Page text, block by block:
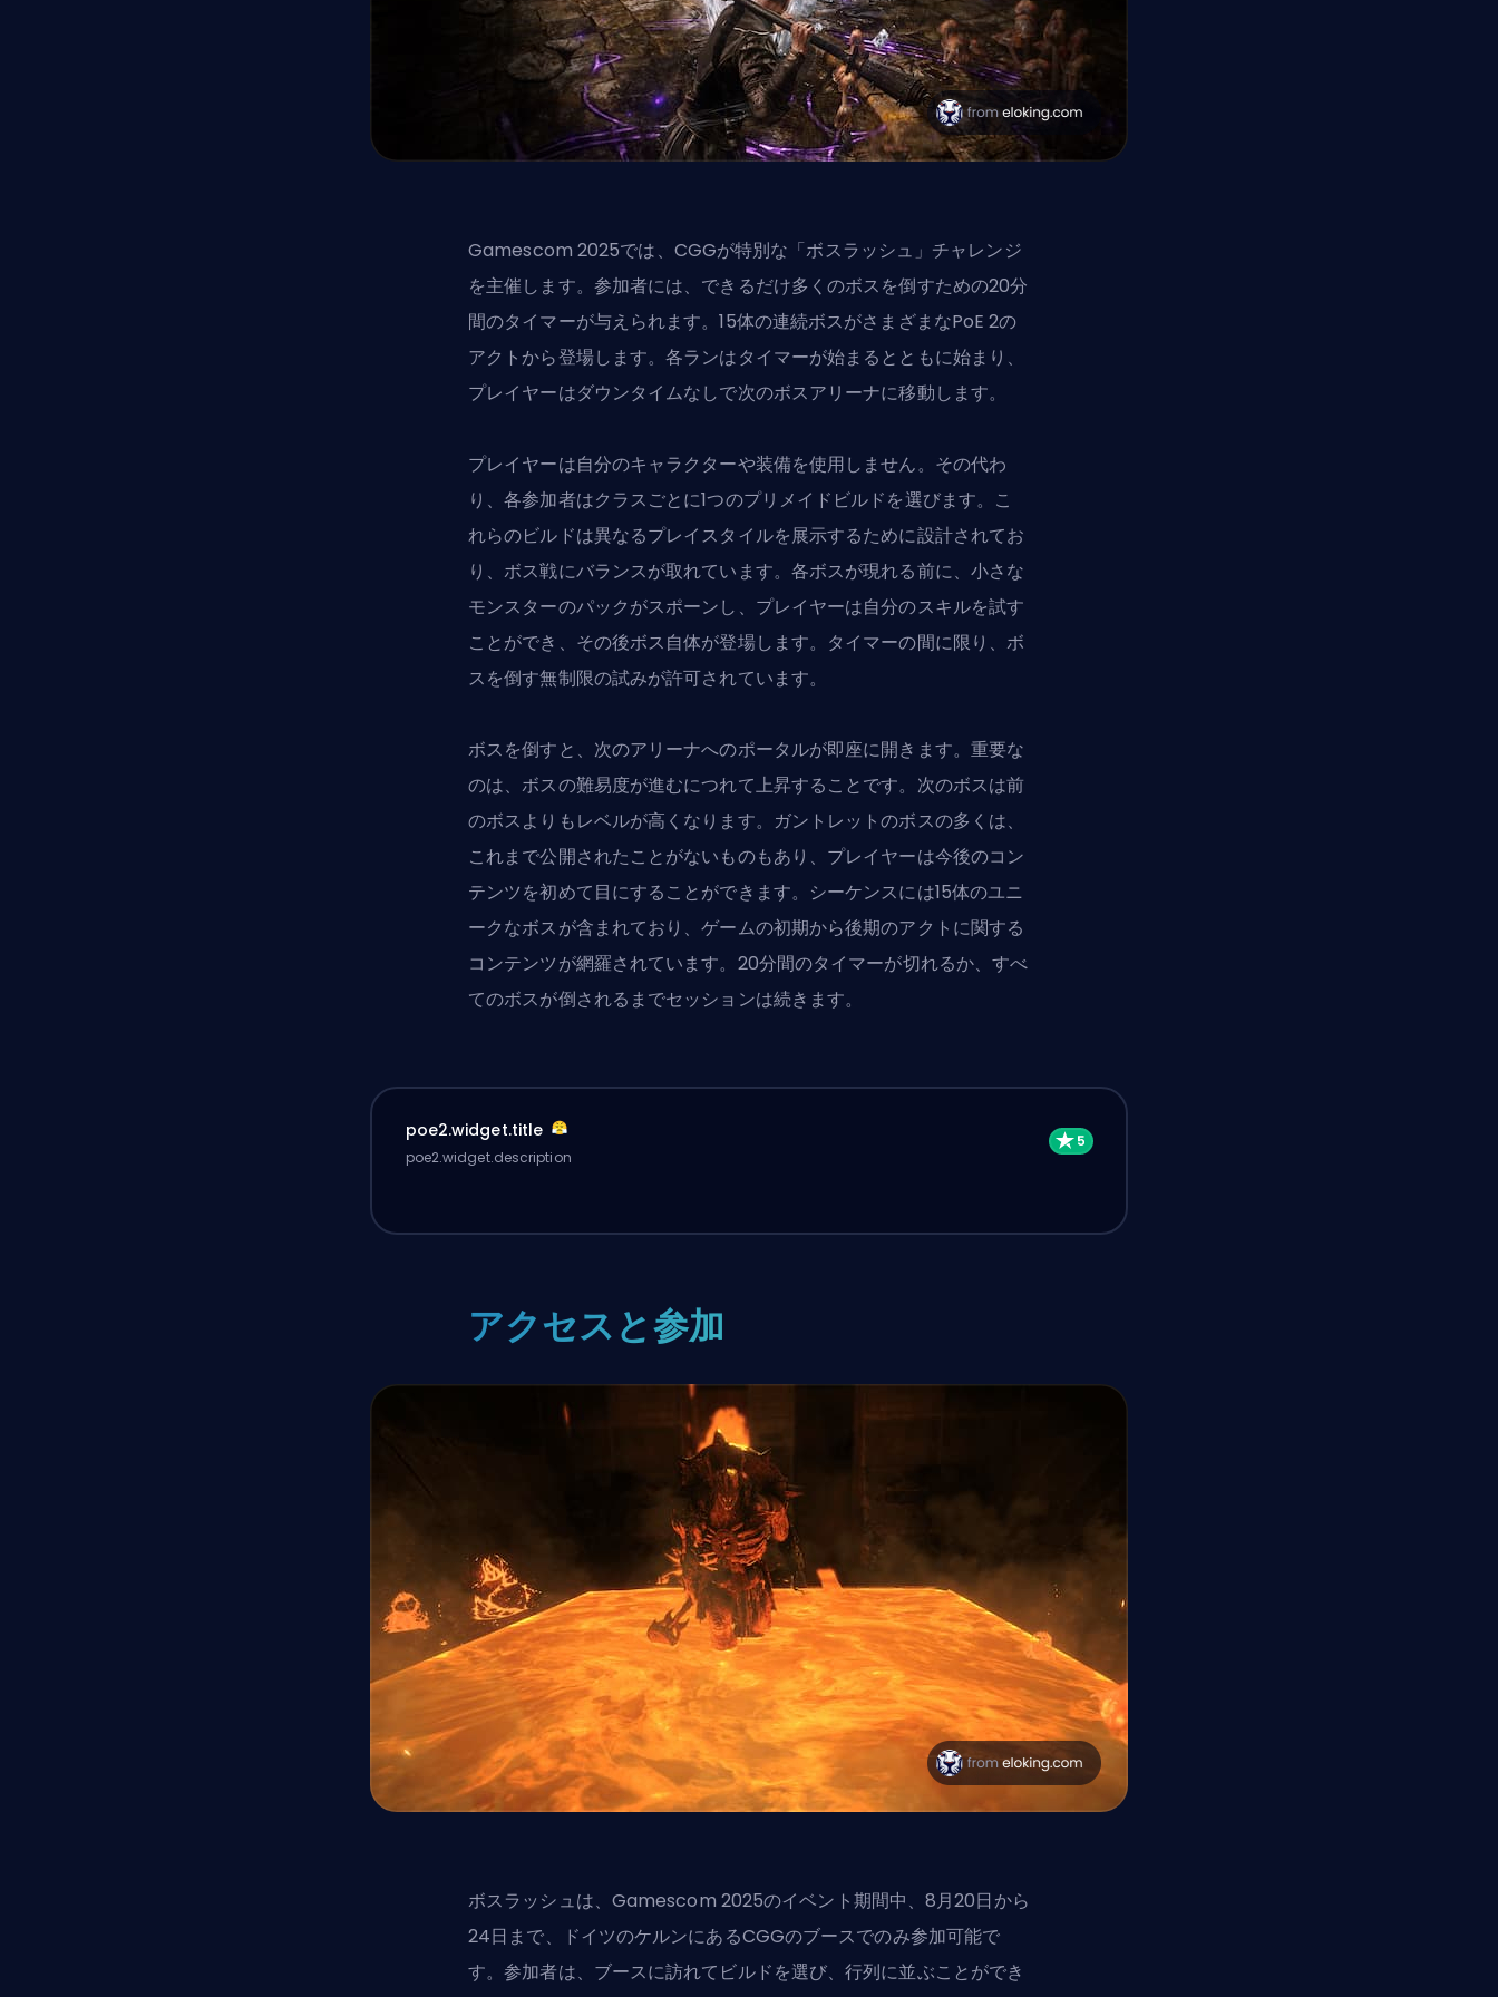
Gamescom 2025では、CGGが特別な「ボスラッシュ」チャレンジ
を主催します。参加者には、 できるだけ多くのボスを倒すための20分
間のタイマーが与えられます。15体の連続ボスがさまざまなPoE 2の
アクトから登場します。各ランはタイマーが始まるとともに始まり、
プレイヤーはダウンタイムなしで次のボスアリーナに移動します。
プレイヤーは自分のキャラクターや装備を使用しません。その代わ
り、各参加者はクラスごとに1つのプリメイドビルドを選びます。こ
れらのビルドは異なるプレイスタイルを展示するために設計されてお
り、ボス戦にバランスが取れています。各ボスが現れる前に、小さな
モンスターのパックがスポーンし、プレイヤーは自分のスキルを試す
ことができ、その後ボス自体が登場します。タイマーの間に限り、ボ
スを倒す無制限の試みが許可されています。
ボスを倒すと、次のアリーナへのポータルが即座に開きます。重要な
のは、ボスの難易度が進むにつれて上昇することです。次のボスは前
のボスよりもレベルが高くなります。ガントレットのボスの多くは、
これまで公開されたことがないものもあり、プレイヤーは今後のコン
テンツを初めて目にすることができます。シーケンスには15体のユニ
ークなボスが含まれており、ゲームの初期から後期のアクトに関する
コンテンツが網羅されています。20分間のタイマーが切れるか、すべ
てのボスが倒されるまでセッションは続きます。
poe2.widget.title
poe2.widget.description
アクセスと参加
ボスラッシュは、Gamescom 2025のイベント期間中、8月20日から
24日まで、ドイツのケルンにあるCGGのブースでのみ参加可能で
す。参加者は、ブースに訪れてビルドを選び、行列に並ぶことができ